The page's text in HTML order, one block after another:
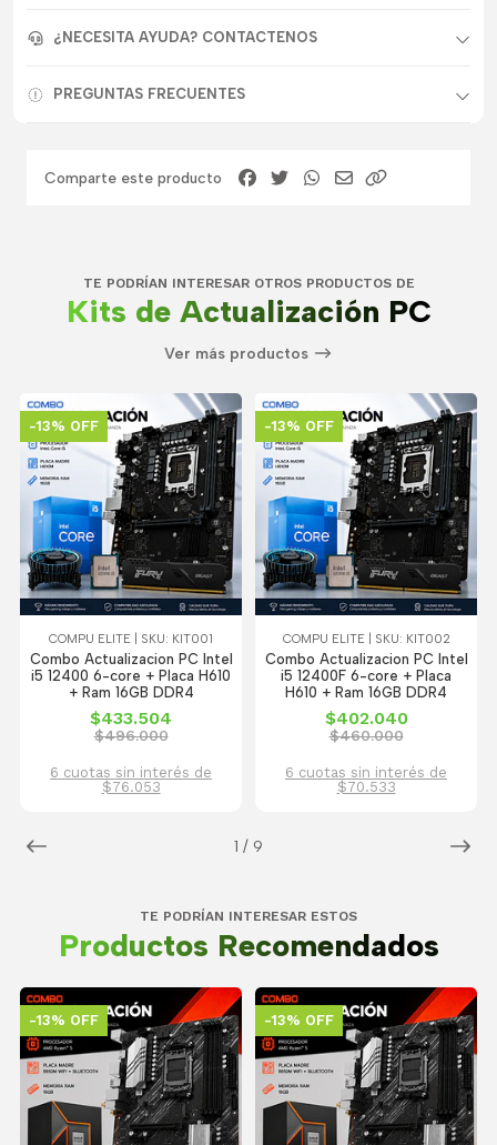
¿NECESITA AYUDA? CONTACTENOS
PREGUNTAS FRECUENTES
Comparte este producto
TE PODRÍAN INTERESAR OTROS PRODUCTOS DE
Kits de Actualización PC
Ver más productos
1 / 9
-13% OFF
COMPU ELITE | SKU: KIT001
Combo Actualizacion PC Intel
i5 12400 6-core + Placa H610
+ Ram 16GB DDR4
$433.504
$496.000
6 cuotas sin interés de
$76.053
-13% OFF
COMPU ELITE | SKU: KIT002
Combo Actualizacion PC Intel
i5 12400F 6-core + Placa
H610 + Ram 16GB DDR4
$402.040
$460.000
6 cuotas sin interés de
$70.533
TE PODRÍAN INTERESAR ESTOS
Productos Recomendados
-13% OFF -13% OFF